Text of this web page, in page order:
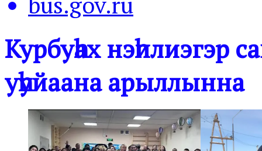
Курбуһах нэһилиэгэр
уһуйаана арыллынна